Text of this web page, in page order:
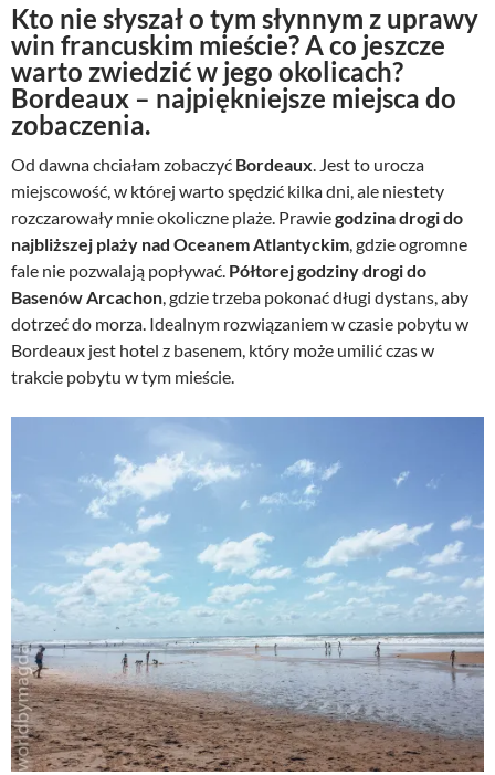
Kto nie słyszał o tym słynnym z uprawy
win francuskim mieście? A co jeszcze
warto zwiedzić w jego okolicach?
Bordeaux – najpiękniejsze miejsca do
zobaczenia.
Od dawna chciałam zobaczyć Bordeaux . Jest to urocza
miejscowość, w której warto spędzić kilka dni, ale niestety
rozczarowały mnie okoliczne plaże. Prawiegodzina drogi do
najbliższej plaży nad Oceanem Atlantyckim , gdzie ogromne
fale nie pozwalają popływać. Półtorej godziny drogi do
Basenów Arcachon , gdzie trzeba pokonać długi dystans, aby
dotrzeć do morza. Idealnym rozwiązaniem w czasie pobytu w
Bordeaux jest hotel z basenem, który może umilić czas w
trakcie pobytu w tym mieście.